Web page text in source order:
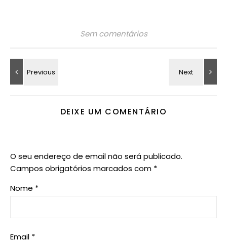
Sem comentários
DEIXE UM COMENTÁRIO
O seu endereço de email não será publicado.
Campos obrigatórios marcados com *
Nome *
Email *